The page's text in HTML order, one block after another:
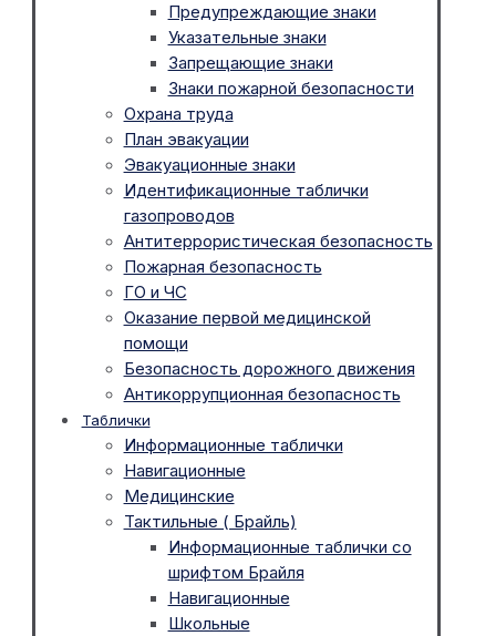
Предупреждающие знаки
Указательные знаки
Запрещающие знаки
Знаки пожарной безопасности
Охрана труда
План эвакуации
Эвакуационные знаки
Идентификационные таблички
газопроводов
Антитеррористическая безопасность
Пожарная безопасность
ГО и ЧС
Оказание первой медицинской
помощи
Безопасность дорожного движения
Антикоррупционная безопасность
Таблички
Информационные таблички
Навигационные
Медицинские
Тактильные ( Брайль)
Информационные таблички со
шрифтом Брайля
Навигационные
Школьные